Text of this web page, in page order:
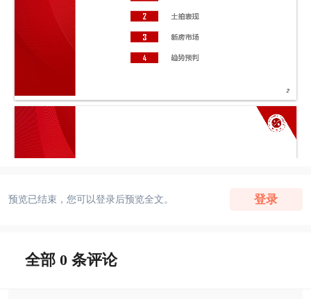
预览已结束，您可以登录后预览全文。 登录
全部 0 条评论